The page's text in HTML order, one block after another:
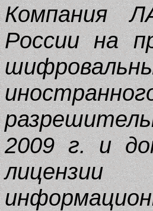
Компания
России на
2009 г. и